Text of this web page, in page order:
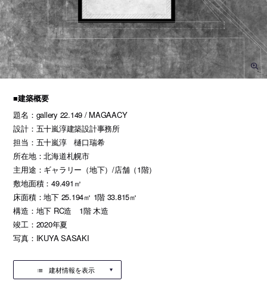
■建築概要
題名：gallery 22.149 / MAGAACY
設計：五十嵐淳建築設計事務所
担当：五十嵐淳 樋口瑞希
所在地：北海道札幌市
主用途：ギャラリー（地下）/店舗（1階）
敷地面積：49.491㎡
床面積：地下 25.194㎡ 1階 33.815㎡
構造：地下 RC造 1階 木造
竣工：2020年夏
写真：IKUYA SASAKI
建材情報を表示